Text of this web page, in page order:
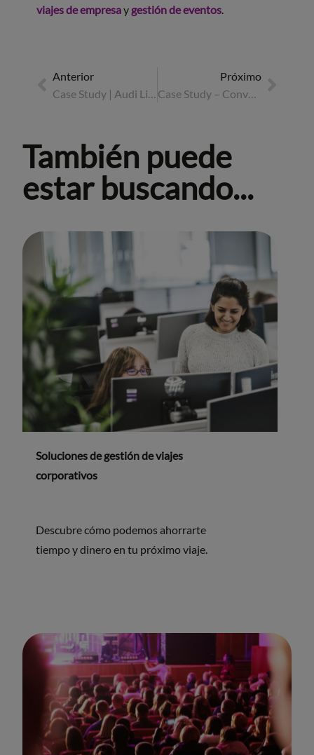
viajes de empresay gestión de eventos.
Anterior
Case Study | Audi Lisboa 2025
Próximo
Case Study – Convención Internacional Genové Dermatologics
También puede
estar buscando...
Soluciones de gestión de viajes
corporativos
Descubre cómo podemos ahorrarte
tiempo y dinero en tu próximo viaje.